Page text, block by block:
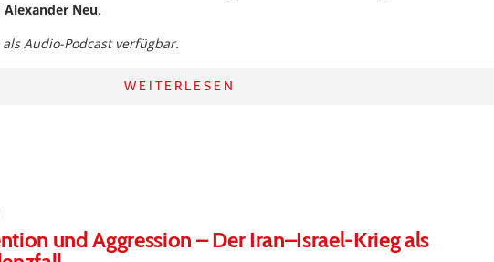
Alexander Neu.
Audio-Podcast verfügbar.
WEITERLESEN
und Aggression – Der Iran–Israel-Krieg als